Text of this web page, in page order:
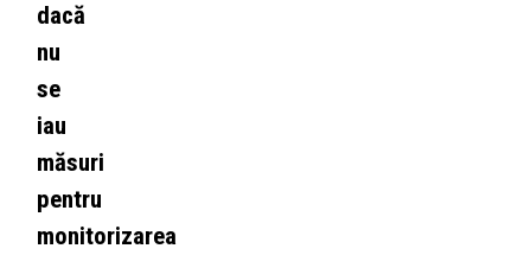
dacă
nu
se
iau
măsuri
pentru
monitorizarea